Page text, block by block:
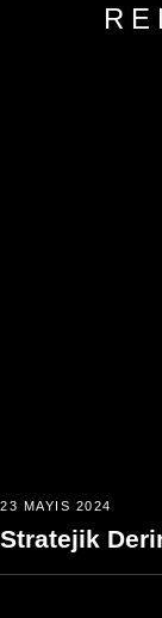
23 MAYIS 2024
Stratejik